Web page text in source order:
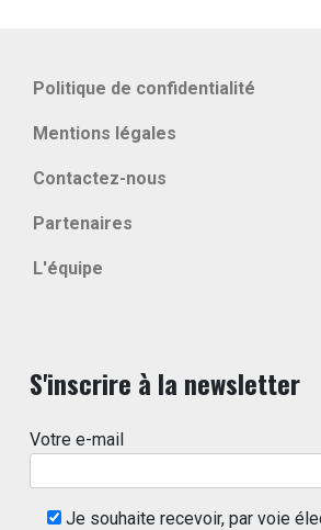
Politique de confidentialité
Mentions légales
Contactez-nous
Partenaires
L'équipe
S'inscrire à la newsletter
Votre e-mail
Je souhaite recevoir, par voie